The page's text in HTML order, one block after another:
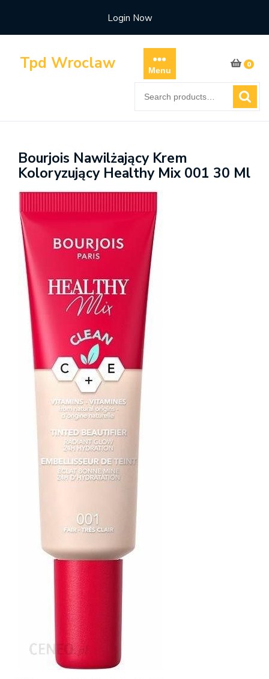
content
Login Now
Tpd Wroclaw Menu
0
for:
Bourjois Nawilżający Krem
Koloryzujący Healthy Mix 001 30 Ml